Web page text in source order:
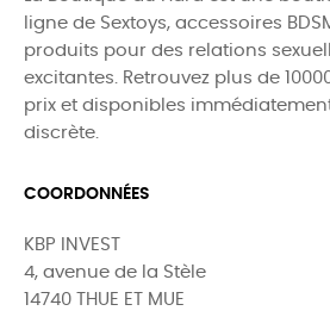
ligne de Sextoys, accessoires
produits pour des relations
excitantes. Retrouvez plus de
prix et disponibles
discrète.
COORDONNÉES
KBP INVEST
4, avenue de la Stèle
14740 THUE ET MUE